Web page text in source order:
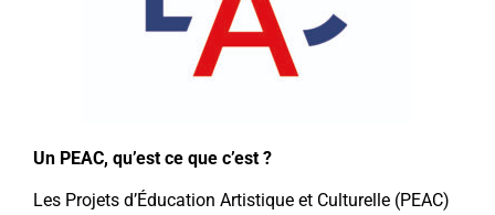
Un PEAC, qu’est ce que c’est ?
Les Projets d’Éducation Artistique et Culturelle (PEAC)